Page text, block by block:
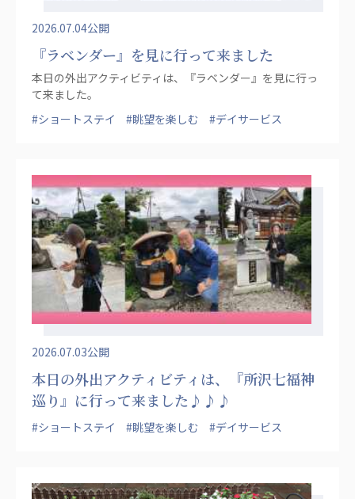
2026.07.04公開
『ラベンダー』を見に行って来ました
本日の外出アクティビティは、『ラベンダー』を見に行っ
て来ました。
#ショートステイ
#眺望を楽しむ #デイサービス
2026.07.03公開
本日の外出アクティビティは、『所沢七福神
巡り』に行って来ました♪♪♪
#ショートステイ #眺望を楽しむ #デイサービス